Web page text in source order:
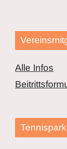
Alle Infos